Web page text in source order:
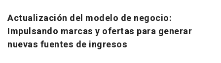
Actualización del modelo de negocio:
Impulsando marcas y ofertas para generar
nuevas fuentes de ingresos